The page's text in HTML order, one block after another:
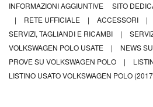
INFORMAZIONI AGGIUNTIVE SITO
|
RETE UFFICIALE | ACCESSORI |
SERVIZI, TAGLIANDI E RICAMBI
|
VOLKSWAGEN POLO USATE
| NEWS
PROVE SU VOLKSWAGEN POLO
|
LISTINO USATO VOLKSWAGEN POLO